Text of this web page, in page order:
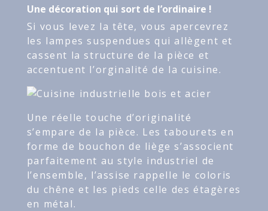
Une décoration qui sort de l’ordinaire !
Si vous levez la tête, vous apercevrez
les lampes suspendues qui allègent et
cassent la structure de la pièce et
accentuent l’orginalité de la cuisine.
Une réelle touche d’originalité
s’empare de la pièce. Les tabourets en
forme de bouchon de liège s’associent
parfaitement au style industriel de
l’ensemble, l’assise rappelle le coloris
du chêne et les pieds celle des étagères
en métal.